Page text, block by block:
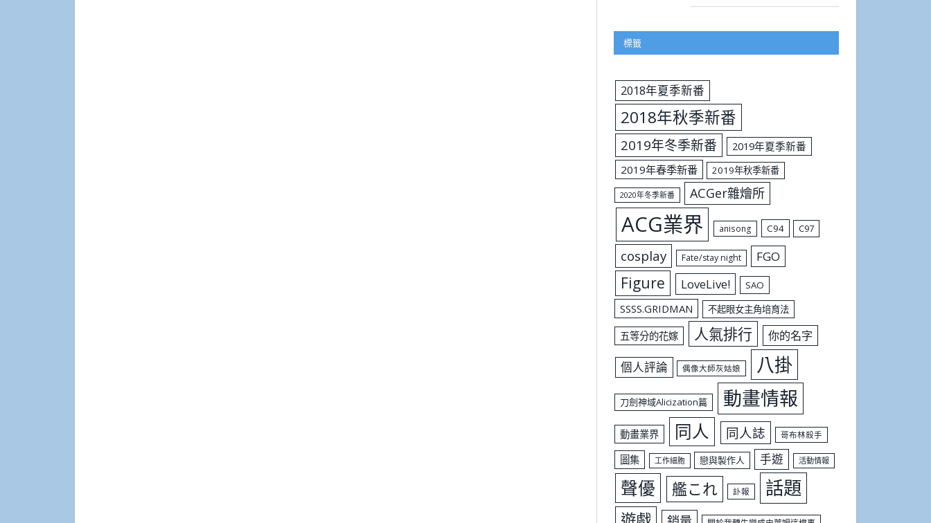
標籤
2018年夏季新番
2018年秋季新番
2019年冬季新番
2019年夏季新番
2019年春季新番
2019年秋季新番
2020年冬季新番 ACGer雜燴所
ACG業界 anisong C94 C97
cosplay Fate/stay night FGO
Figure LoveLive! SAO
SSSS.GRIDMAN 不起眼女主角培育法
五等分的花嫁 人氣排行 你的名字
個人評論 偶像大師灰姑娘 八掛
刀劍神域Alicization篇 動畫情報
動畫業界 同人 同人誌 哥布林殺手
圖集 工作細胞 戀與製作人 手遊 活動情報
聲優 艦これ 訃報 話題